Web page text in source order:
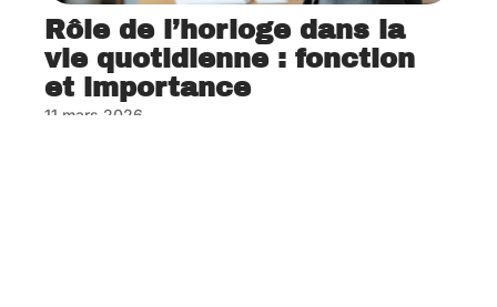
Rôle de l’horloge dans la
vie quotidienne : fonction
et importance
11 mars 2026